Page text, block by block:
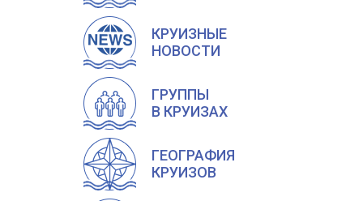
КРУИЗНЫЕ
НОВОСТИ
ГРУППЫ
В КРУИЗАХ
ГЕОГРАФИЯ
КРУИЗОВ